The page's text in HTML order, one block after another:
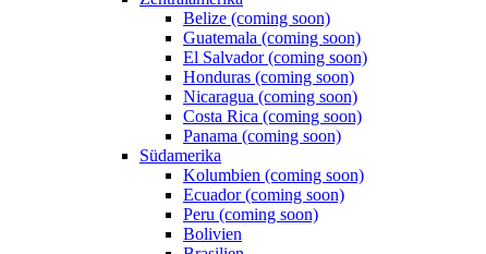
Belize (coming soon)
Guatemala (coming soon)
El Salvador (coming soon)
Honduras (coming soon)
Nicaragua (coming soon)
Costa Rica (coming soon)
Panama (coming soon)
Südamerika
Kolumbien (coming soon)
Ecuador (coming soon)
Peru (coming soon)
Bolivien